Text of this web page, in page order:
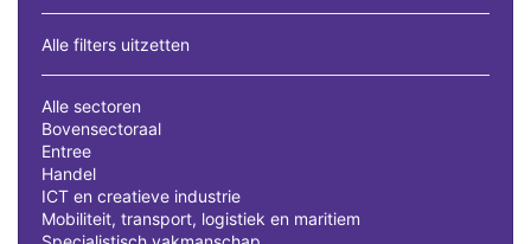
Alle filters uitzetten
Alle sectoren
Bovensectoraal
Entree
Handel
ICT en creatieve industrie
Mobiliteit, transport, logistiek en maritiem